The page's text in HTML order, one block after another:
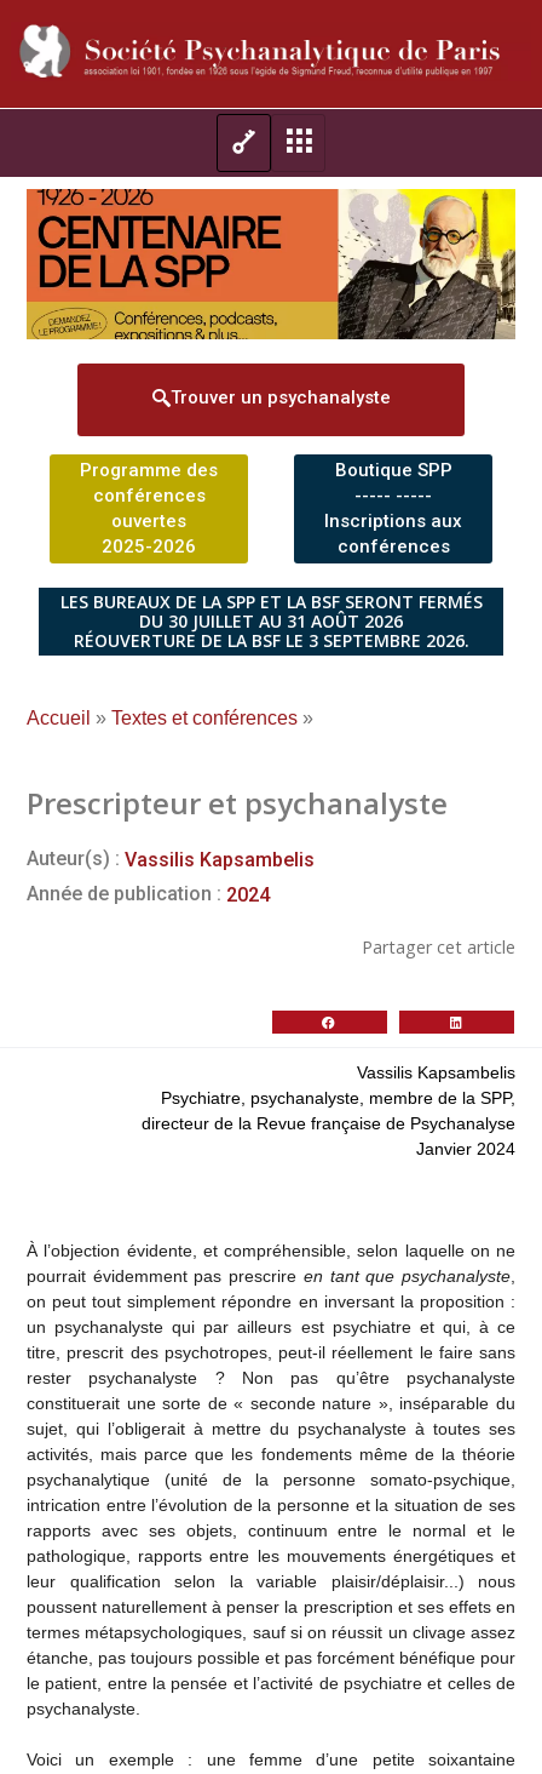
Trouver un psychanalyste
Programme des
conférences
ouvertes
2025-2026
Boutique SPP
----- -----
Inscriptions aux
conférences
LES BUREAUX DE LA SPP ET LA BSF SERONT FERMÉS
DU 30 JUILLET AU 31 AOÛT 2026
RÉOUVERTURE DE LA BSF LE 3 SEPTEMBRE 2026.
Accueil » Textes et conférences »
Prescripteur et psychanalyste
Auteur(s) : Vassilis Kapsambelis
Année de publication : 2024
Partager cet article
Vassilis Kapsambelis
Psychiatre, psychanalyste, membre de la SPP,
directeur de la Revue française de Psychanalyse
Janvier 2024
À l’objection évidente, et compréhensible, selon laquelle on ne
pourrait évidemment pas prescrire en tant que psychanalyste,
on peut tout simplement répondre en inversant la proposition :
un psychanalyste qui par ailleurs est psychiatre et qui, à ce
titre, prescrit des psychotropes, peut-il réellement le faire sans
rester psychanalyste ? Non pas qu’être psychanalyste
constituerait une sorte de « seconde nature », inséparable du
sujet, qui l’obligerait à mettre du psychanalyste à toutes ses
activités, mais parce que les fondements même de la théorie
psychanalytique (unité de la personne somato-psychique,
intrication entre l’évolution de la personne et la situation de ses
rapports avec ses objets, continuum entre le normal et le
pathologique, rapports entre les mouvements énergétiques et
leur qualification selon la variable plaisir/déplaisir...) nous
poussent naturellement à penser la prescription et ses effets en
termes métapsychologiques, sauf si on réussit un clivage assez
étanche, pas toujours possible et pas forcément bénéfique pour
le patient, entre la pensée et l’activité de psychiatre et celles de
psychanalyste.
Voici un exemple : une femme d’une petite soixantaine